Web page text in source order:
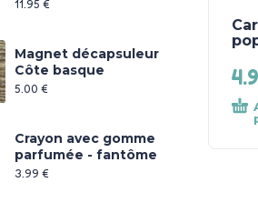
11.95 €
Magnet décapsuleur
Côte basque
5.00 €
Crayon avec gomme
parfumée - fantôme
3.99 €